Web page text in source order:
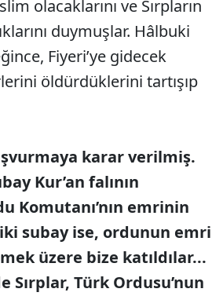
olacaklarını ve Sırpların
duymuşlar. Hâlbuki
Fiyeri’ye gidecek
öldürdüklerini tartışıp
karar verilmiş.
Kur’an falının
emrinin
subay ise, ordunun emri
üzere bize katıldılar...
Sırplar, Türk Ordusu’nun